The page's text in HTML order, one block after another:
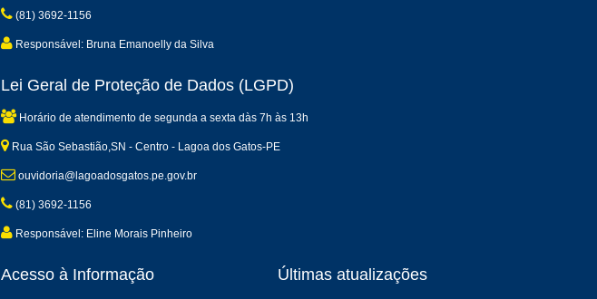
(81) 3692-1156
Responsável: Bruna Emanoelly da Silva
Lei Geral de Proteção de Dados (LGPD)
Horário de atendimento de segunda a sexta dàs 7h às 13h
Rua São Sebastião,SN - Centro - Lagoa dos Gatos-PE
ouvidoria@lagoadosgatos.pe.gov.br
(81) 3692-1156
Responsável: Eline Morais Pinheiro
Acesso à Informação Últimas atualizações